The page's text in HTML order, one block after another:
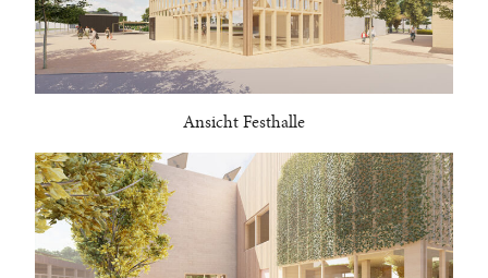
Ansicht Festhalle